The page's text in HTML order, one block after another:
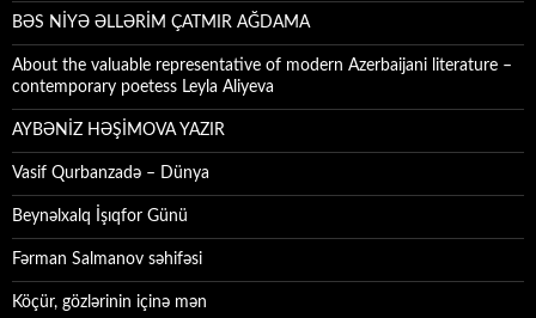
BƏS NİYƏ ƏLLƏRİM ÇATMIR AĞDAMA
About the valuable representative of modern Azerbaijani literature –
contemporary poetess Leyla Aliyeva
AYBƏNİZ HƏŞİMOVA YAZIR
Vasif Qurbanzadə – Dünya
Beynəlxalq İşıqfor Günü
Fərman Salmanov səhifəsi
Köçür, gözlərinin içinə mən